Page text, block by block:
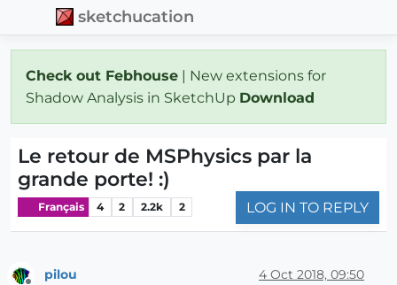
sketchucation
Check out Febhouse | New extensions for
Shadow Analysis in SketchUp Download
Le retour de MSPhysics par la
grande porte! :)
Français 4 2 2.2k 2 LOG IN TO REPLY
pilou 4 Oct 2018, 09:50